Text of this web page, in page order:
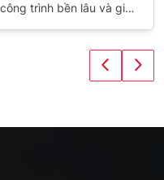
trình bền lâu và giữ